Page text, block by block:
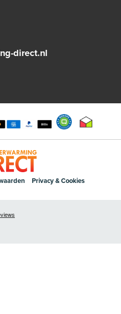
direct.nl
Privacy & Cookies